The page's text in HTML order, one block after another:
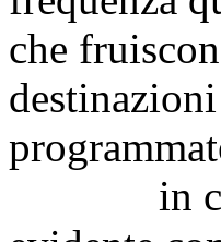
che
in